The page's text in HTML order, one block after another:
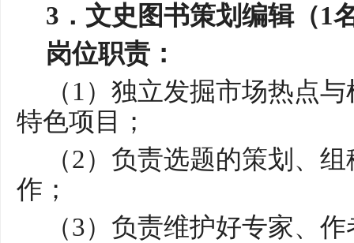
3． 文史图书策划编辑（1
岗位职责：
（ 1）独立发掘市场热点
特色项目；
（2）负责选题的策划、
作；
（3）负责维护好专家、